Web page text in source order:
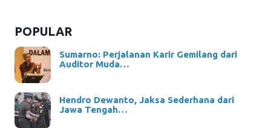
POPULAR
Sumarno: Perjalanan Karir Gemilang dari
Auditor Muda…
Hendro Dewanto, Jaksa Sederhana dari
Jawa Tengah…